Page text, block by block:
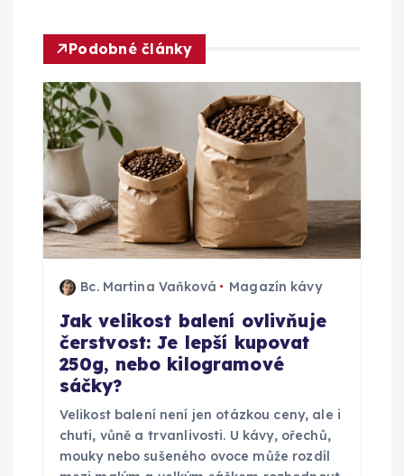
e
p
r
o
p
ř
Podobné články
Bc. Martina Vaňková Magazín kávy
Jak velikost balení ovlivňuje
čerstvost: Je lepší kupovat
250g, nebo kilogramové
sáčky?
Velikost balení není jen otázkou ceny, ale i
chuti, vůně a trvanlivosti. U kávy, ořechů,
mouky nebo sušeného ovoce může rozdíl